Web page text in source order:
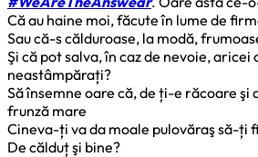
Că au haine moi, făcute în lume de
Sau că-s călduroase, la modă,
Şi că pot salva, în caz de nevoie, aricei
neastâmpărați?
Să însemne oare că, de ți-e răcoare şi
frunză mare
Cineva-ți va da moale pulovăraş să-ți
De călduț şi bine?